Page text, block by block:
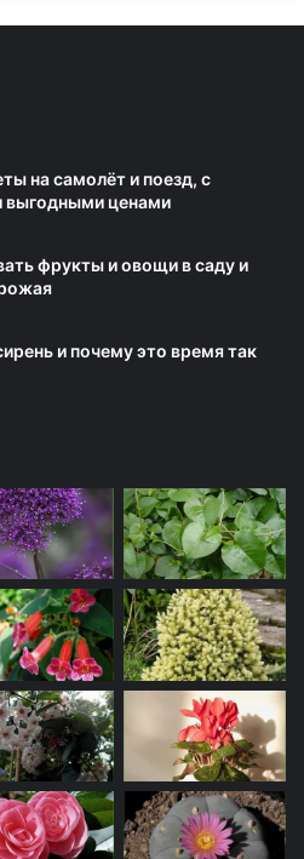
на самолёт и поезд, с
выгодными ценами
фрукты и овощи в саду и
и почему это время так